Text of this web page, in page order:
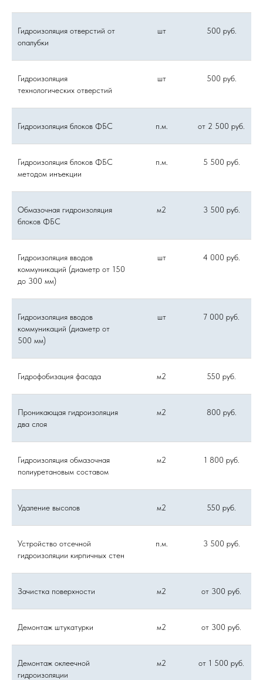
Гидроизоляция отверстий от
опалубки
шт 500 руб.
Гидроизоляция
технологических отверстий
шт 500 руб.
Гидроизоляция блоков ФБС п.м. от 2 500 руб.
Гидроизоляция блоков ФБС
методом инъекции
п.м. 5 500 руб.
Обмазочная гидроизоляция
блоков ФБС
м2 3 500 руб.
Гидроизоляция вводов
коммуникаций (диаметр от 150
до 300 мм)
шт 4 000 руб.
Гидроизоляция вводов
коммуникаций (диаметр от
500 мм)
шт 7 000 руб.
Гидрофобизация фасада м2 550 руб.
Проникающая гидроизоляция
два слоя
м2 800 руб.
Гидроизоляция обмазочная
полиуретановым составом
м2 1 800 руб.
Удаление высолов м2 550 руб.
Устройство отсечной
гидроизоляции кирпичных стен
п.м. 3 500 руб.
Зачистка поверхности м2 от 300 руб.
Демонтаж штукатурки м2 от 300 руб.
Демонтаж оклеечной
гидроизоляции
м2 от 1 500 руб.